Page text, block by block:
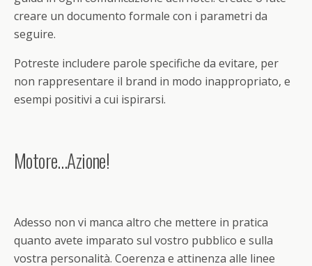
creare un documento formale con i parametri da
seguire.
Potreste includere parole specifiche da evitare, per
non rappresentare il brand in modo inappropriato, e
esempi positivi a cui ispirarsi.
Motore…Azione!
Adesso non vi manca altro che mettere in pratica
quanto avete imparato sul vostro pubblico e sulla
vostra personalità. Coerenza e attinenza alle linee